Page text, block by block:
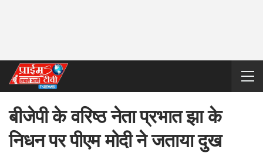
बीजेपी के वरिष्ठ नेता प्रभात झा के
निधन पर पीएम मोदी ने जताया दुख